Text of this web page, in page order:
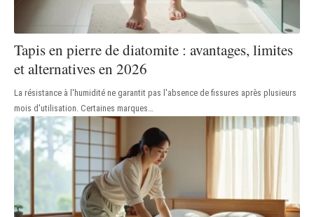
Tapis en pierre de diatomite : avantages, limites
et alternatives en 2026
La résistance à l'humidité ne garantit pas l'absence de fissures après plusieurs
mois d'utilisation. Certaines marques